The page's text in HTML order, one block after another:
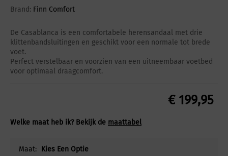
Brand: Finn Comfort
De Casablanca is een comfortabele herensandaal met drie
klittenbandsluitingen en geschikt voor een normale tot brede
voet.
Perfect verstelbaar en voorzien van een uitneembaar voetbed
voor optimaal draagcomfort.
€199,95
Welke maat heb ik? Bekijk de maattabel
Maat: Kies Een Optie